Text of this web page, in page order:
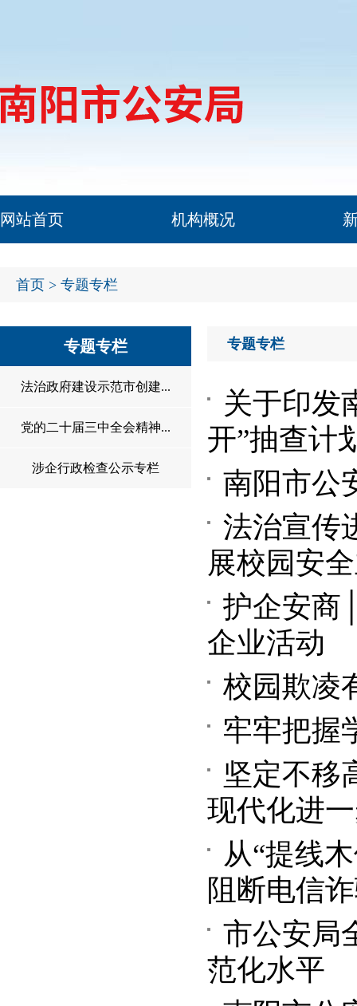
网站首页 机构概况
首页 > 专题专栏
专题专栏
法治政府建设示范市创建...
党的二十届三中全会精神...
涉企行政检查公示专栏
专题专栏
关于印发
开”抽查计
南阳市公
法治宣传
展校园安
护企安商
企业活动
校园欺凌
牢牢把握
坚定不移
现代化进
从“提线
阻断电信
市公安局
范化水平